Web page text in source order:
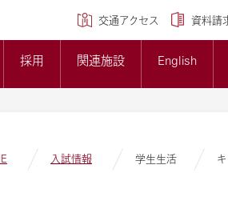
交通アクセス 資料請
採用 関連施設 English
給基準について
ード
広報
大
ー
オバンクセンター
入試情報 学生生活